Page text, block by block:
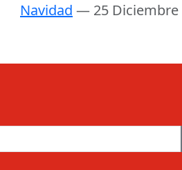
Navidad — 25 Diciembre